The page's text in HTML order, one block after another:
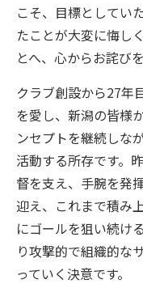
こそ、目標としてい
たことが大変に悔し
とへ、心からお詫び
クラブ創設から27年
を愛し、新潟の皆様
ンセプトを継続しな
活動する所存です。
督を支え、手腕を発
迎え、これまで積み
にゴールを狙い続け
り攻撃的で組織的な
っていく決意です。